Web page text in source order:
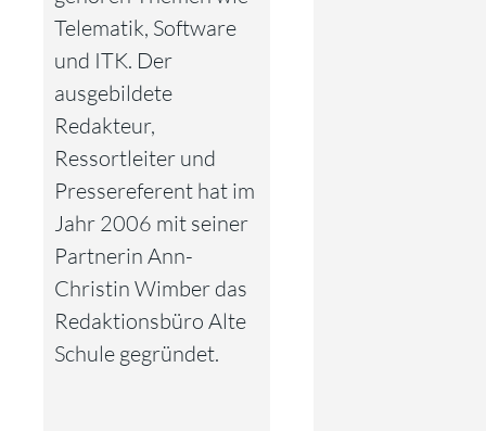
Telematik, Software
und ITK. Der
ausgebildete
Redakteur,
Ressortleiter und
Pressereferent hat im
Jahr 2006 mit seiner
Partnerin Ann-
Christin Wimber das
Redaktionsbüro Alte
Schule gegründet.